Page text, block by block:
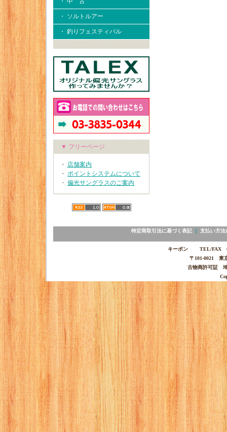
・ ソルトルアー
・ 釣りフェスティバル
▼ フリーページ
・ 店舗案内
・ ポイントシステムについて
・ 偏光サングラスのご案内
特定商取引法に基づく表記｜ 支払い方法
キーポン TEL/FAX
〒101-0021 東
古物商許可証